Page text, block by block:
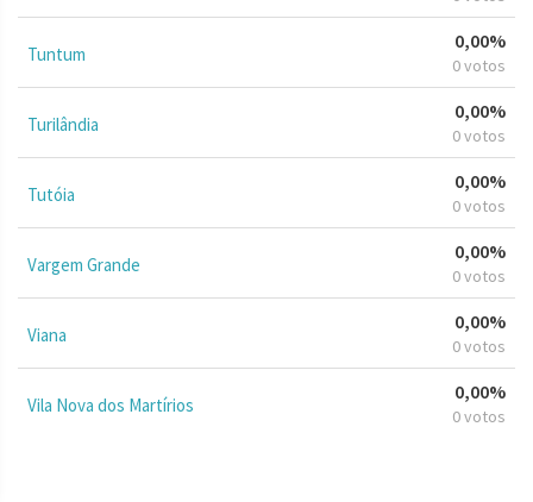
Tuntum
0,00%
0 votos
Turilândia
0,00%
0 votos
Tutóia
0,00%
0 votos
Vargem Grande
0,00%
0 votos
Viana
0,00%
0 votos
Vila Nova dos Martírios
0,00%
0 votos